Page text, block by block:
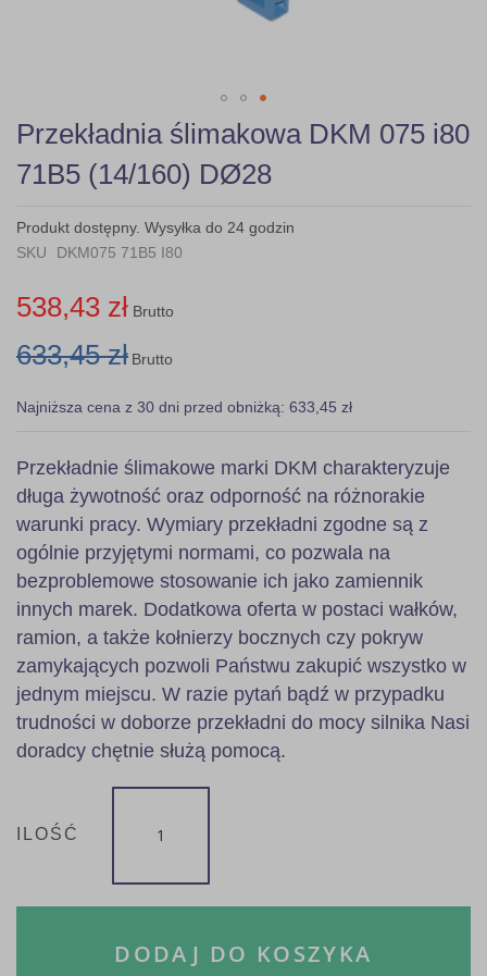
Skip
to
the
beginning
the
images
Przekładnia ślimakowa DKM 075 i80
71B5 (14/160) DØ28
Produkt dostępny. Wysyłka do 24 godzin
SKU
DKM075 71B5 I80
538,43 zł Brutto
633,45 zł Brutto
Najniższa cena z 30 dni przed obniżką: 633,45 zł
Przekładnie ślimakowe marki DKM charakteryzuje
długa żywotność oraz odporność na różnorakie
warunki pracy. Wymiary przekładni zgodne są z
ogólnie przyjętymi normami, co pozwala na
bezproblemowe stosowanie ich jako zamiennik
innych marek. Dodatkowa oferta w postaci wałków,
ramion, a także kołnierzy bocznych czy pokryw
zamykających pozwoli Państwu zakupić wszystko w
jednym miejscu. W razie pytań bądź w przypadku
trudności w doborze przekładni do mocy silnika Nasi
doradcy chętnie służą pomocą.
ILOŚĆ
DODAJ DO KOSZYKA